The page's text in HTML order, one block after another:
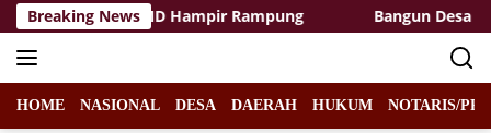
Langsung
ke
konten
Breaking News
Area TMMD Hampir Rampung Bangun Desa
HOME NASIONAL DESA DAERAH HUKUM NOTARIS/